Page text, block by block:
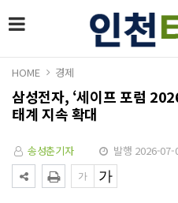
HOME 경제
삼성전자, ‘세이프 포럼
태계 지속 확대
송성춘기자 발행 2026-